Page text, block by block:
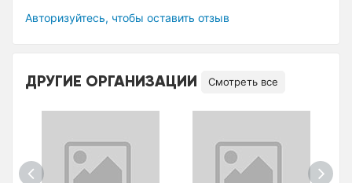
Авторизуйтесь, чтобы оставить отзыв
ДРУГИЕ ОРГАНИЗАЦИИ Смотреть все